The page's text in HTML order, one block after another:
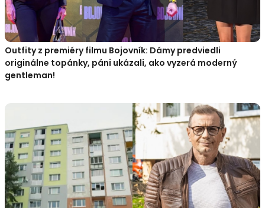
Outfity z premiéry filmu Bojovník: Dámy predviedli
originálne topánky, páni ukázali, ako vyzerá moderný
gentleman!